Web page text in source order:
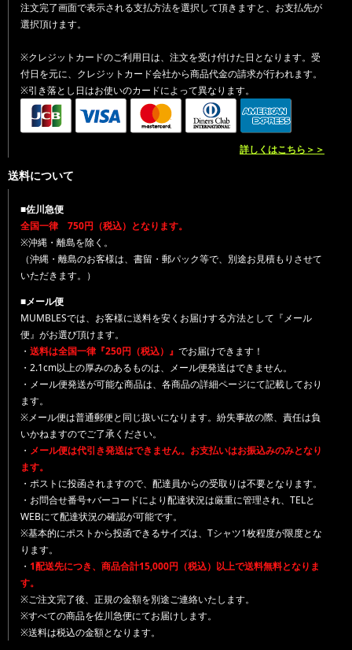
注文完了画面で表示される支払方法を選択して頂きますと、お支払先が
選択頂けます。
※クレジットカードのご利用日は、注文を受け付けた日となります。受
付日を元に、クレジットカード会社から商品代金の請求が行われます。
※引き落とし日はお使いのカードによって異なります。
詳しくはこちら＞＞
送料について
■佐川急便
全国一律 750円（税込）となります。
※沖縄・離島を除く。
（沖縄・離島のお客様は、書留・郵パック等で、別途お見積もりさせて
いただきます。）
■メール便
MUMBLESでは、お客様に送料を安くお届けする方法として『メール
便』がお選び頂けます。
・ 送料は全国一律『250円（税込）』 でお届けできます！
・2.1cm以上の厚みのあるものは、メール便発送はできません。
・メール便発送が可能な商品は、各商品の詳細ページにて記載しており
ます。
※メール便は普通郵便と同じ扱いになります。紛失事故の際、責任は負
いかねますのでご了承ください。
・ メール便は代引き発送はできません。お支払いはお振込みのみとなり
ます。
・ポストに投函されますので、配達員からの受取りは不要となります。
・お問合せ番号+バーコードにより配達状況は厳重に管理され、TELと
WEBにて配達状況の確認が可能です。
※基本的にポストから投函できるサイズは、Tシャツ1枚程度が限度とな
ります。
・ 1配送先につき、商品合計15,000円（税込）以上で送料無料となりま
す。
※ご注文完了後、正規の金額を別途ご連絡いたします。
※すべての商品を佐川急便にてお届けします。
※送料は税込の金額となります。